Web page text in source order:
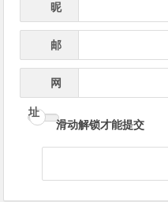
昵
邮
网
址
滑动解锁才能提交